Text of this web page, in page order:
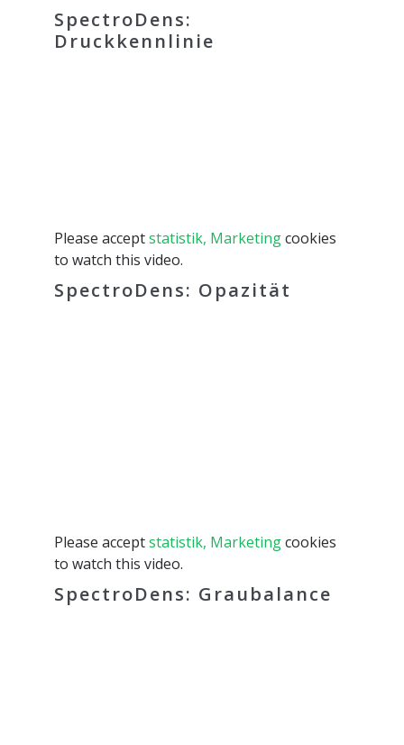
SpectroDens:
Druckkennlinie
Please acceptstatistik, Marketingcookies
to watch this video.
SpectroDens: Opazität
Please acceptstatistik, Marketingcookies
to watch this video.
SpectroDens: Graubalance